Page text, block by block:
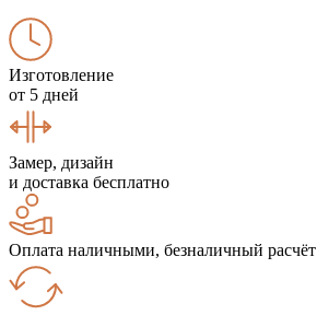
Изготовление
от 5 дней
Замер, дизайн
и доставка бесплатно
Оплата наличными, безналичный расчёт